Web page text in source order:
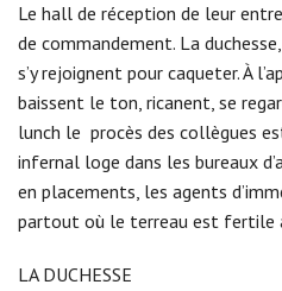
Le hall de réception de leur
de commandement. La
s’y rejoignent pour caqueter. À
baissent le ton, ricanent, se
lunch le procès des collègues
infernal loge dans les bureaux
en placements, les agents
partout où le terreau est fertile
LA DUCHESSE